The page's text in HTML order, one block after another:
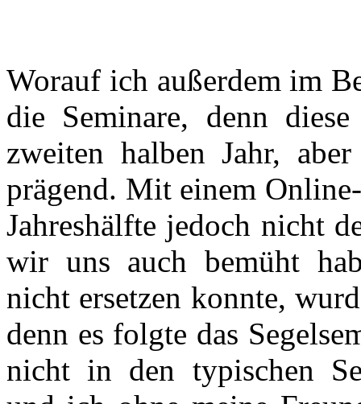
Worauf ich außerdem im
die Seminare, denn
zweiten halben Jahr,
prägend. Mit einem
Jahreshälfte jedoch nicht
wir uns auch bemüht
nicht ersetzen konnte,
denn es folgte das
nicht in den typischen